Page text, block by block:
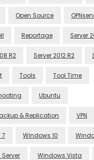
Open Source
Reportage Server
R2 Server 2012 R2
Tools Tool Time
Ubuntu
& Replication VPN
Windows 10
Windows Vista